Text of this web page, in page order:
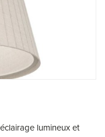
lumineux et